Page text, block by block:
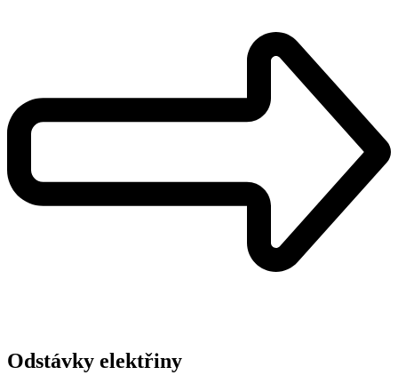
Odstávky elektřiny